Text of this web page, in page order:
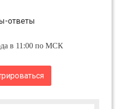
ответы
в 11:00 по МСК